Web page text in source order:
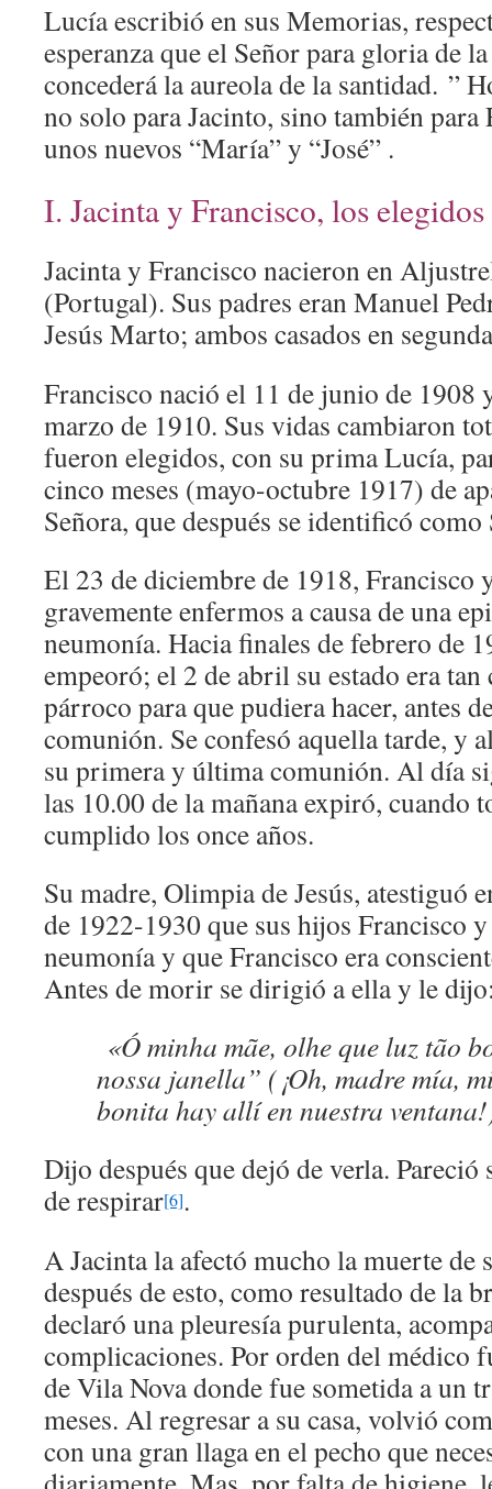
Lucía escribió en sus Memorias,
esperanza que el Señor para gloria de
concederá la aureola de la santidad. ”
no solo para Jacinto, sino también para
unos nuevos “María” y “José” .
I. Jacinta y Francisco, los elegidos
Jacinta y Francisco nacieron en
(Portugal). Sus padres eran Manuel
Jesús Marto; ambos casados en
Francisco nació el 11 de junio de 1908
marzo de 1910. Sus vidas cambiaron
fueron elegidos, con su prima Lucía,
cinco meses (mayo-octubre 1917) de
Señora, que después se identificó
El 23 de diciembre de 1918, Francisco
gravemente enfermos a causa de una
neumonía. Hacia finales de febrero de
empeoró; el 2 de abril su estado era
párroco para que pudiera hacer, antes
comunión. Se confesó aquella tarde, y
su primera y última comunión. Al día
las 10.00 de la mañana expiró, cuando
cumplido los once años.
Su madre, Olimpia de Jesús, atestiguó
de 1922-1930 que sus hijos Francisco
neumonía y que Francisco era
Antes de morir se dirigió a ella y le
«Ó minha mãe, olhe que luz tão
nossa janella” (¡Oh, madre mía,
bonita hay allí en nuestra
Dijo después que dejó de verla.
de respirar[6].
A Jacinta la afectó mucho la muerte de
después de esto, como resultado de la
declaró una pleuresía purulenta,
complicaciones. Por orden del médico
de Vila Nova donde fue sometida a un
meses. Al regresar a su casa, volvió
con una gran llaga en el pecho que